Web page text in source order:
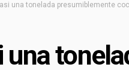
una tonelada presumiblemente
una